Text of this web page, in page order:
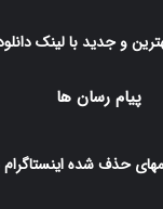
پیام رسان ها